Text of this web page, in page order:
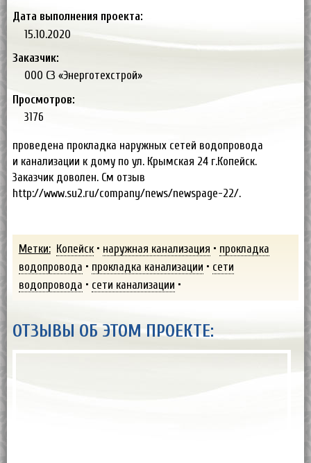
Дата выполнения проекта:
15.10.2020
Заказчик:
ООО СЗ «Энерготехстрой»
Просмотров:
3176
проведена прокладка наружных сетей водопровода
и канализации к дому по ул. Крымская 24 г.Копейск.
Заказчик доволен. См отзыв
http://www.su2.ru/company/news/newspage-22/.
Метки: Копейск• наружная канализация • прокладка
водопровода • прокладка канализации • сети
водопровода • сети канализации •
ОТЗЫВЫ ОБ ЭТОМ ПРОЕКТЕ: